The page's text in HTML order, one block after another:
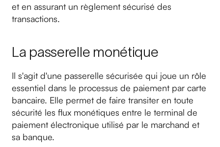
et en assurant un règlement sécurisé des
transactions.
La passerelle monétique
Il s'agit d'une passerelle sécurisée qui joue un rôle
essentiel dans le processus de paiement par carte
bancaire. Elle permet de faire transiter en toute
sécurité les flux monétiques entre le terminal de
paiement électronique utilisé par le marchand et
sa banque.